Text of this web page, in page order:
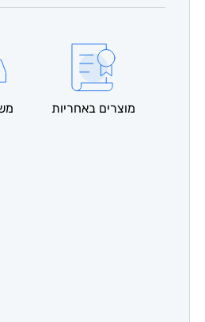
מוצרים באחריות